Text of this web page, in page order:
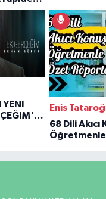
Enis
68 Dili Akıcı
Öğretmenle